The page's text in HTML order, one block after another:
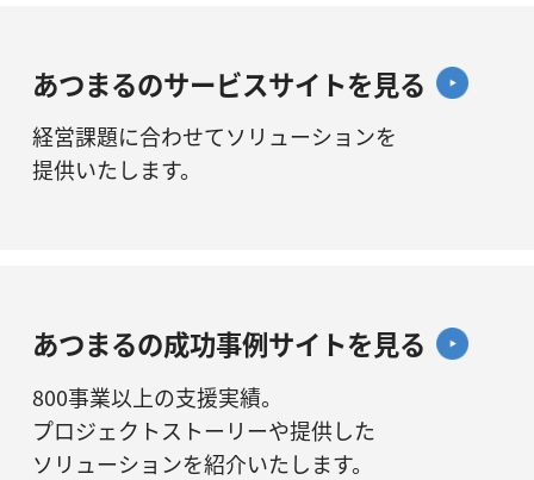
あつまるのサービスサイトを見る
経営課題に合わせてソリューションを
提供いたします。
あつまるの成功事例サイトを見る
800事業以上の支援実績。
プロジェクトストーリーや提供した
ソリューションを紹介いたします。